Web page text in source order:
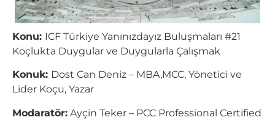
Konu: ICF Türkiye Yanınızdayız Buluşmaları #21
Koçlukta Duygular ve Duygularla Çalışmak
Konuk: Dost Can Deniz – MBA,MCC, Yönetici ve
Lider Koçu, Yazar
Modaratör: Ayçin Teker – PCC Professional Certified